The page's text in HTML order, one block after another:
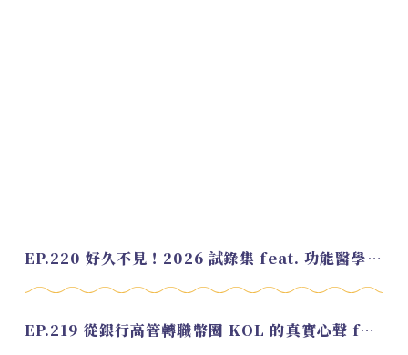
EP.220 好久不見！2026 試錄集 feat. 功能醫學營養師 美寶
EP.219 從銀行高管轉職幣圈 KOL 的真實心聲 feat.龜大